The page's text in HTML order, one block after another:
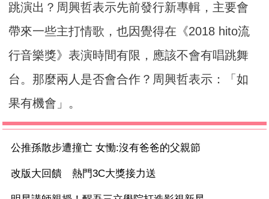
跳演出？周興哲表示先前發行新專輯，主要會
帶來一些主打情歌，也因覺得在《2018 hito流
行音樂獎》表演時間有限，應該不會有唱跳舞
台。那麼兩人是否會合作？周興哲表示：「如
果有機會」。
公推孫散步遭撞亡 女慟:沒有爸爸的父親節
改版大回饋 熱門3C大獎接力送